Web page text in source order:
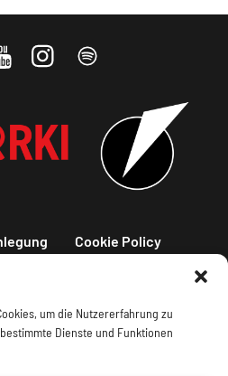
um die Nutzererfahrung zu
Dienste und Funktionen
Cookie Policy